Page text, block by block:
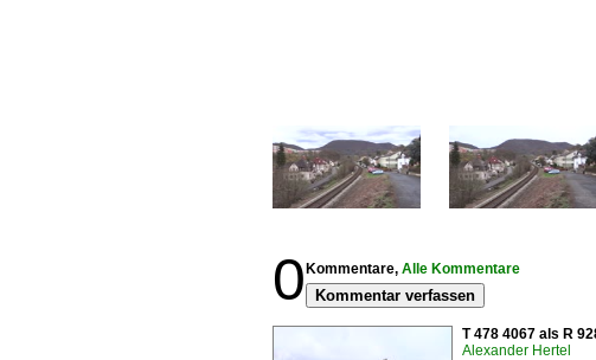
0 Kommentare, Alle Kommentare
Kommentar verfassen
T 478 4067 als R
Alexander Hertel